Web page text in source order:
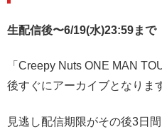
生配信後〜6/19(水)23:59まで
「Creepy Nuts ONE MAN
後すぐにアーカイブとなりま
見逃し配信期限がその後3日